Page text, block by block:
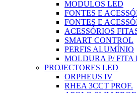
MODULOS LED
FONTES E
FONTES E
ACESSÓRIOS
SMART CONTROL
PERFIS ALUMÍNIO
MOLDURA P/ FITA
PROJECTORES LED
ORPHEUS IV
RHEA 3CCT PROF.